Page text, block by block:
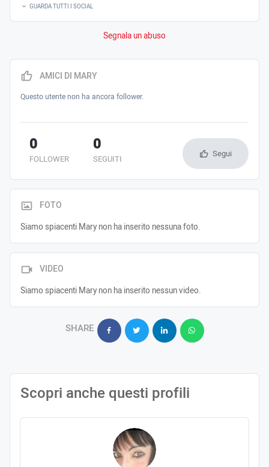
GUARDA TUTTI I SOCIAL
Segnala un abuso
AMICI DI MARY
Questo utente non ha ancora follower.
FOLLOWER
0
SEGUITI
0 Segui
FOTO
Siamo spiacenti Mary non ha inserito nessuna foto.
VIDEO
Siamo spiacenti Mary non ha inserito nessun video.
SHARE
Scopri anche questi profili